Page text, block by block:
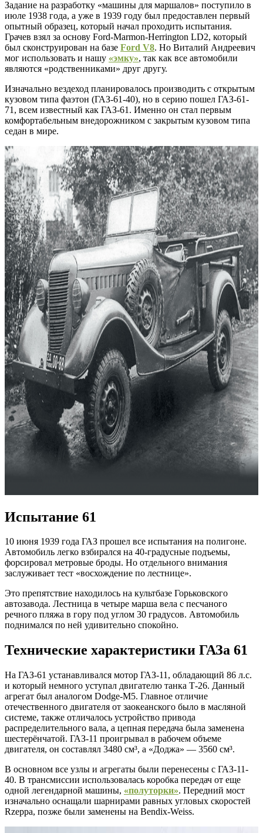
Задание на разработку «машины для маршалов» поступило в
июле 1938 года, а уже в 1939 году был предоставлен первый
опытный образец, который начал проходить испытания.
Грачев взял за основу Ford-Marmon-Herrington LD2, который
был сконструирован на базе Ford V8. Но Виталий Андреевич
мог использовать и нашу «эмку», так как все автомобили
являются «родственниками» друг другу.
Изначально вездеход планировалось производить с открытым
кузовом типа фаэтон (ГАЗ-61-40), но в серию пошел ГАЗ-61-
71, всем известный как ГАЗ-61. Именно он стал первым
комфортабельным внедорожником с закрытым кузовом типа
седан в мире.
Испытание 61
10 июня 1939 года ГАЗ прошел все испытания на полигоне.
Автомобиль легко взбирался на 40-градусные подъемы,
форсировал метровые броды. Но отдельного внимания
заслуживает тест «восхождение по лестнице».
Это препятствие находилось на культбазе Горьковского
автозавода. Лестница в четыре марша вела с песчаного
речного пляжа в гору под углом 30 градусов. Автомобиль
поднимался по ней удивительно спокойно.
Технические характеристики ГАЗа 61
На ГАЗ-61 устанавливался мотор ГАЗ-11, обладающий 86 л.с.
и который немного уступал двигателю танка Т-26. Данный
агрегат был аналогом Dodge-M5. Главное отличие
отечественного двигателя от заокеанского было в масляной
системе, также отличалось устройство привода
распределительного вала, а цепная передача была заменена
шестерёнчатой. ГАЗ-11 проигрывал в рабочем объеме
двигателя, он составлял 3480 см³, а «Доджа» — 3560 см³.
В основном все узлы и агрегаты были перенесены с ГАЗ-11-
40. В трансмиссии использовалась коробка передач от еще
одной легендарной машины, «полуторки». Передний мост
изначально оснащали шарнирами равных угловых скоростей
Rzeppa, позже были заменены на Bendix-Weiss.